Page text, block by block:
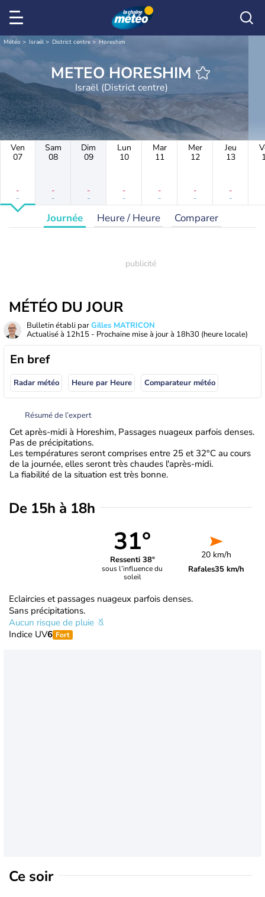
Météo Israël District centre Horeshim
METEO HORESHIM
Israël (District centre)
Ven
07
-
-
Sam
08
-
-
Dim
09
-
-
Lun
10
-
-
Mar
11
-
-
Mer
12
-
-
Jeu
13
-
-
Journée Heure / Heure Comparer
MÉTÉO DU JOUR
Bulletin établi parGilles MATRICON
Actualisé à 12h15 - Prochaine mise à jour à 18h30 (heure locale)
En bref
Radar météo Heure par Heure Comparateur météo
Résumé de l’expert
Cet après-midi à Horeshim, Passages nuageux parfois denses.
Pas de précipitations.
Les températures seront comprises entre 25 et 32°C au cours
de la journée, elles seront très chaudes l'après-midi.
La fiabilité de la situation est très bonne.
De 15h à 18h
31°
Ressenti 38°
sous l’influence du
soleil
20 km/h
Rafales35 km/h
Eclaircies et passages nuageux parfois denses.
Sans précipitations.
Aucun risque de pluie
Indice UV6 Fort
Ce soir